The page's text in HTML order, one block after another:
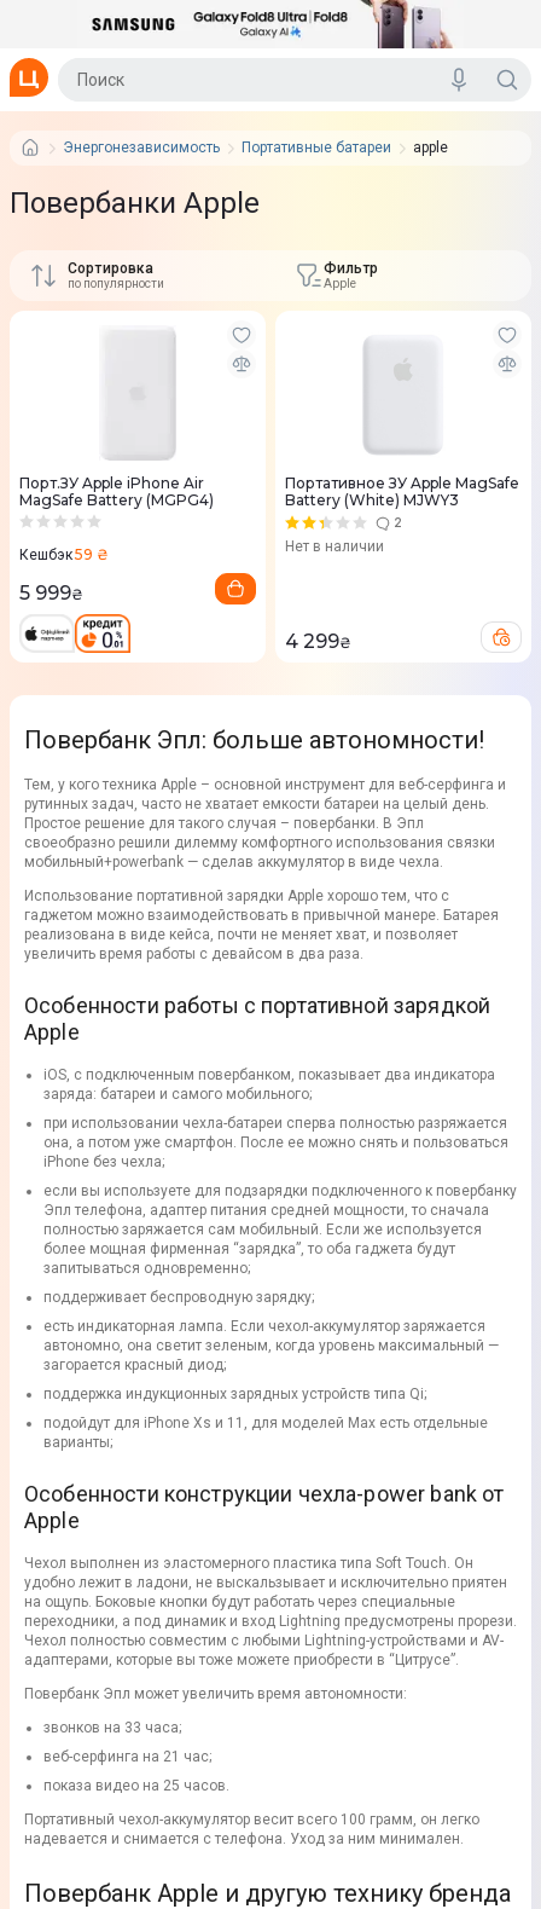
Энергонезависимость Портативные батареи apple
Повербанки Apple
Сортировка
по популярности
Фильтр
Apple
Порт.ЗУ Apple iPhone Air
MagSafe Battery (MGPG4)
Кешбэк59 ₴
5 999₴
Портативное ЗУ Apple MagSafe
Battery (White) MJWY3
2
Нет в наличии
4 299₴
Повербанк Эпл: больше автономности!
Тем, у кого техника Apple – основной инструмент для веб-серфинга и
рутинных задач, часто не хватает емкости батареи на целый день.
Простое решение для такого случая – повербанки. В Эпл
своеобразно решили дилемму комфортного использования связки
мобильный+powerbank — сделав аккумулятор в виде чехла.
Использование портативной зарядки Apple хорошо тем, что с
гаджетом можно взаимодействовать в привычной манере. Батарея
реализована в виде кейса, почти не меняет хват, и позволяет
увеличить время работы с девайсом в два раза.
Особенности работы с портативной зарядкой
Apple
iOS, с подключенным повербанком, показывает два индикатора
заряда: батареи и самого мобильного;
при использовании чехла-батареи сперва полностью разряжается
она, а потом уже смартфон. После ее можно снять и пользоваться
iPhone без чехла;
если вы используете для подзарядки подключенного к повербанку
Эпл телефона, адаптер питания средней мощности, то сначала
полностью заряжается сам мобильный. Если же используется
более мощная фирменная “зарядка”, то оба гаджета будут
запитываться одновременно;
поддерживает беспроводную зарядку;
есть индикаторная лампа. Если чехол-аккумулятор заряжается
автономно, она светит зеленым, когда уровень максимальный —
загорается красный диод;
поддержка индукционных зарядных устройств типа Qi;
подойдут для iPhone Xs и 11, для моделей Max есть отдельные
варианты;
Особенности конструкции чехла-power bank от
Apple
Чехол выполнен из эластомерного пластика типа Soft Touch. Он
удобно лежит в ладони, не выскальзывает и исключительно приятен
на ощупь. Боковые кнопки будут работать через специальные
переходники, а под динамик и вход Lightning предусмотрены прорези.
Чехол полностью совместим с любыми Lightning-устройствами и AV-
адаптерами, которые вы тоже можете приобрести в “Цитрусе”.
Повербанк Эпл может увеличить время автономности:
звонков на 33 часа;
веб-серфинга на 21 час;
показа видео на 25 часов.
Портативный чехол-аккумулятор весит всего 100 грамм, он легко
надевается и снимается с телефона. Уход за ним минимален.
Повербанк Apple и другую технику бренда